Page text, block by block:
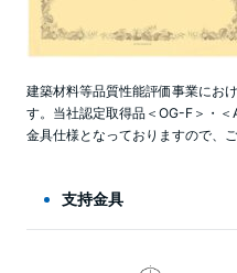
建築材料等品質性能評価事業にお
す。当社認定取得品＜OG-F＞・
金具仕様となっておりますので、ご
支持金具